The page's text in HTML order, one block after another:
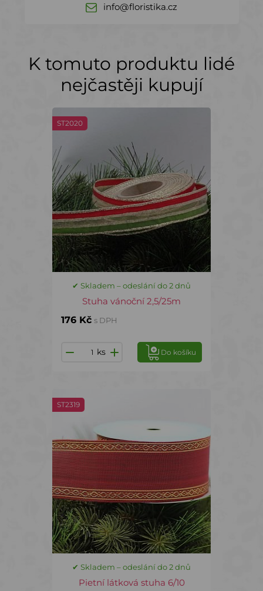
info@floristika.cz
K tomuto produktu lidé
nejčastěji kupují
ST2020
✔ Skladem – odeslání do 2 dnů
Stuha vánoční 2,5/25m
176 Kč s DPH
ks Do košíku
ST2319
✔ Skladem – odeslání do 2 dnů
Pietní látková stuha 6/10